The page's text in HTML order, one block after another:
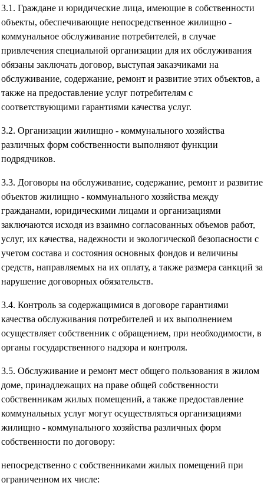
3.1. Граждане и юридические лица, имеющие в собственности
объекты, обеспечивающие непосредственное жилищно -
коммунальное обслуживание потребителей, в случае
привлечения специальной организации для их обслуживания
обязаны заключать договор, выступая заказчиками на
обслуживание, содержание, ремонт и развитие этих объектов, а
также на предоставление услуг потребителям с
соответствующими гарантиями качества услуг.
3.2. Организации жилищно - коммунального хозяйства
различных форм собственности выполняют функции
подрядчиков.
3.3. Договоры на обслуживание, содержание, ремонт и развитие
объектов жилищно - коммунального хозяйства между
гражданами, юридическими лицами и организациями
заключаются исходя из взаимно согласованных объемов работ,
услуг, их качества, надежности и экологической безопасности с
учетом состава и состояния основных фондов и величины
средств, направляемых на их оплату, а также размера санкций за
нарушение договорных обязательств.
3.4. Контроль за содержащимися в договоре гарантиями
качества обслуживания потребителей и их выполнением
осуществляет собственник с обращением, при необходимости, в
органы государственного надзора и контроля.
3.5. Обслуживание и ремонт мест общего пользования в жилом
доме, принадлежащих на праве общей собственности
собственникам жилых помещений, а также предоставление
коммунальных услуг могут осуществляться организациями
жилищно - коммунального хозяйства различных форм
собственности по договору:
непосредственно с собственниками жилых помещений при
ограниченном их числе: